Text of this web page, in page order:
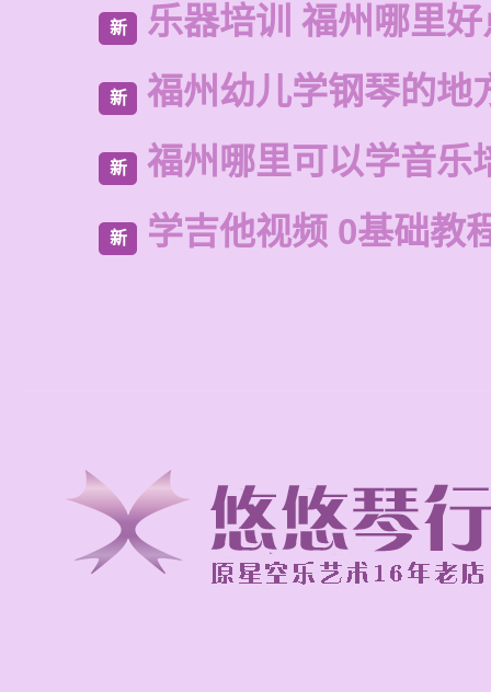
新 乐器培训 福州哪里
新 福州幼儿学钢琴的地
新 福州哪里可以学音乐
新 学吉他视频 0基础教